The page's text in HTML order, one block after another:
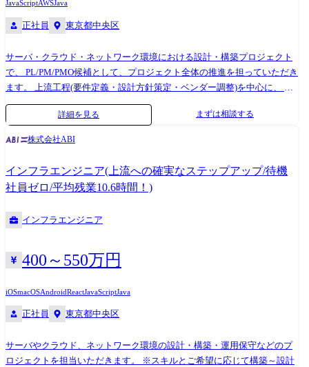
JavaScriptAWSJava
正社員 東京都中央区
サーバ・クラウド・ネットワーク環境における設計・構築プロジェクト
で、 PL/PM/PMO候補として、プロジェクト全体の推進を担っていただき
ます。 上流工程(要件定義・設計方針策定・ベンダー調整)を中心に、 ご
志向に応じてプレイングマネージャーとして構築工程にも関わることが
ラウド環境の設計・構築 ●チームマネジメント、メンバー育成、レビュ
ー 等 期待する役割 顧客やチームと向き合いながら、インフラ基盤の安
定と進化を両立するプロジェクト推進を担っていただくことを期待して
クト全体を円滑に動かす役割を担います。 DX推進の領域では、顧客課題
援していただきます。 顧客をチームの一員として巻き込み、信頼関係を
築きながら、プロジェクトの成功と新たな価値創出を実現することを期
120人月 〈参画工程〉要件定義、システム提案、製品PoC、基本設計、
DB⇒Oracle OS⇒Linux その他⇒Talend ②大手飲料水サービス提供企業様
〈概要〉加盟店(FC店)向けの基幹システム(請求・販売・顧客・受発注管
詳細を見る まずは相談する
株式会社ABI
インフラエンジニア(上流への確実なステップアップ/待機
社員ゼロ/平均残業10.6時間！)
インフラエンジニア
400～550万円
iOSmacOSAndroidReactJavaScriptJava
正社員 東京都中央区
サーバやクラウド、ネットワーク環境の設計・構築・運用保守などのプ
ロジェクトを担当いただきます。 ※スキルとご希望に応じて構築～設計